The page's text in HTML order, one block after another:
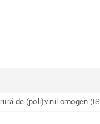
de (poli)vinil omogen